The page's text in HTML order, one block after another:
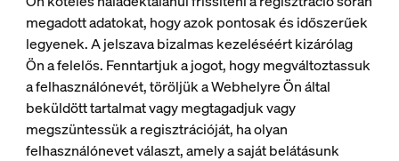
megadott adatokat, hogy azok pontosak és időszerűek
legyenek. A jelszava bizalmas kezeléséért kizárólag
Ön a felelős. Fenntartjuk a jogot, hogy megváltoztassuk
a felhasználónevét, töröljük a Webhelyre Ön által
beküldött tartalmat vagy megtagadjuk vagy
megszüntessük a regisztrációját, ha olyan
felhasználónevet választ, amely a saját belátásunk